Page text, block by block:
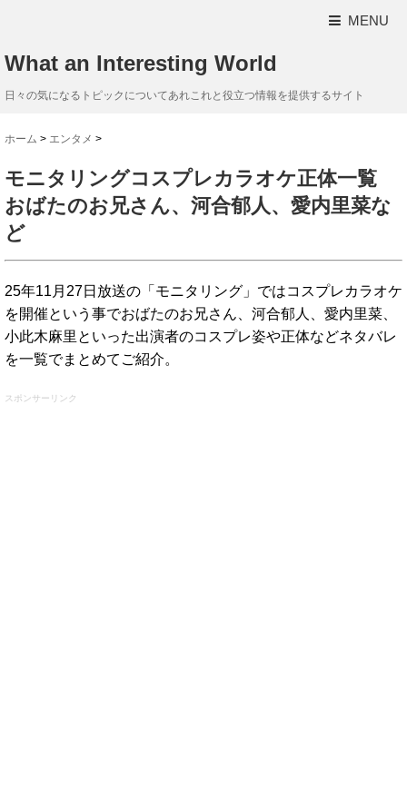
MENU
What an Interesting World
日々の気になるトピックについてあれこれと役立つ情報を提供するサイト
ホーム > エンタメ >
モニタリングコスプレカラオケ正体一覧
おばたのお兄さん、河合郁人、愛内里菜な
ど
25年11月27日放送の「モニタリング」ではコスプレカラオケ
を開催という事でおばたのお兄さん、河合郁人、愛内里菜、
小此木麻里といった出演者のコスプレ姿や正体などネタバレ
を一覧でまとめてご紹介。
スポンサーリンク